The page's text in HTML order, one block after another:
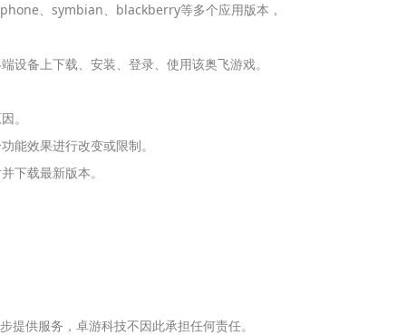
、symbian、blackberry等多个应用版本，
备上下载、安装、登录、使用该奥飞游戏。
。
能效果进行改变或限制。
下载最新版本。
供服务，卓游科技不因此承担任何责任。